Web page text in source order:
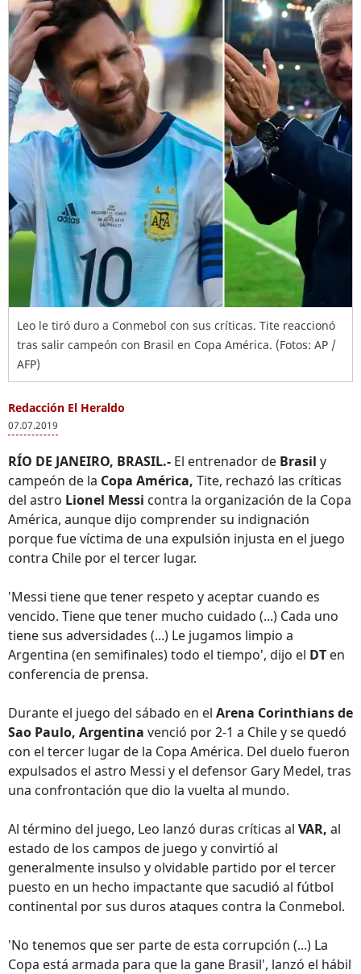
Leo le tiró duro a Conmebol con sus críticas. Tite reaccionó
tras salir campeón con Brasil en Copa América. (Fotos: AP /
AFP)
Redacción El Heraldo
07.07.2019
RÍO DE JANEIRO, BRASIL.- El entrenador de Brasil y
campeón de la Copa América, Tite, rechazó las críticas
del astro Lionel Messi contra la organización de la Copa
América, aunque dijo comprender su indignación
porque fue víctima de una expulsión injusta en el juego
contra Chile por el tercer lugar.
'Messi tiene que tener respeto y aceptar cuando es
vencido. Tiene que tener mucho cuidado (...) Cada uno
tiene sus adversidades (...) Le jugamos limpio a
Argentina (en semifinales) todo el tiempo', dijo el DT en
conferencia de prensa.
Durante el juego del sábado en el Arena Corinthians de
Sao Paulo, Argentina venció por 2-1 a Chile y se quedó
con el tercer lugar de la Copa América. Del duelo fueron
expulsados el astro Messi y el defensor Gary Medel, tras
una confrontación que dio la vuelta al mundo.
Al término del juego, Leo lanzó duras críticas al VAR, al
estado de los campos de juego y convirtió al
generalmente insulso y olvidable partido por el tercer
puesto en un hecho impactante que sacudió al fútbol
continental por sus duros ataques contra la Conmebol.
'No tenemos que ser parte de esta corrupción (...) La
Copa está armada para que la gane Brasil', lanzó el hábil